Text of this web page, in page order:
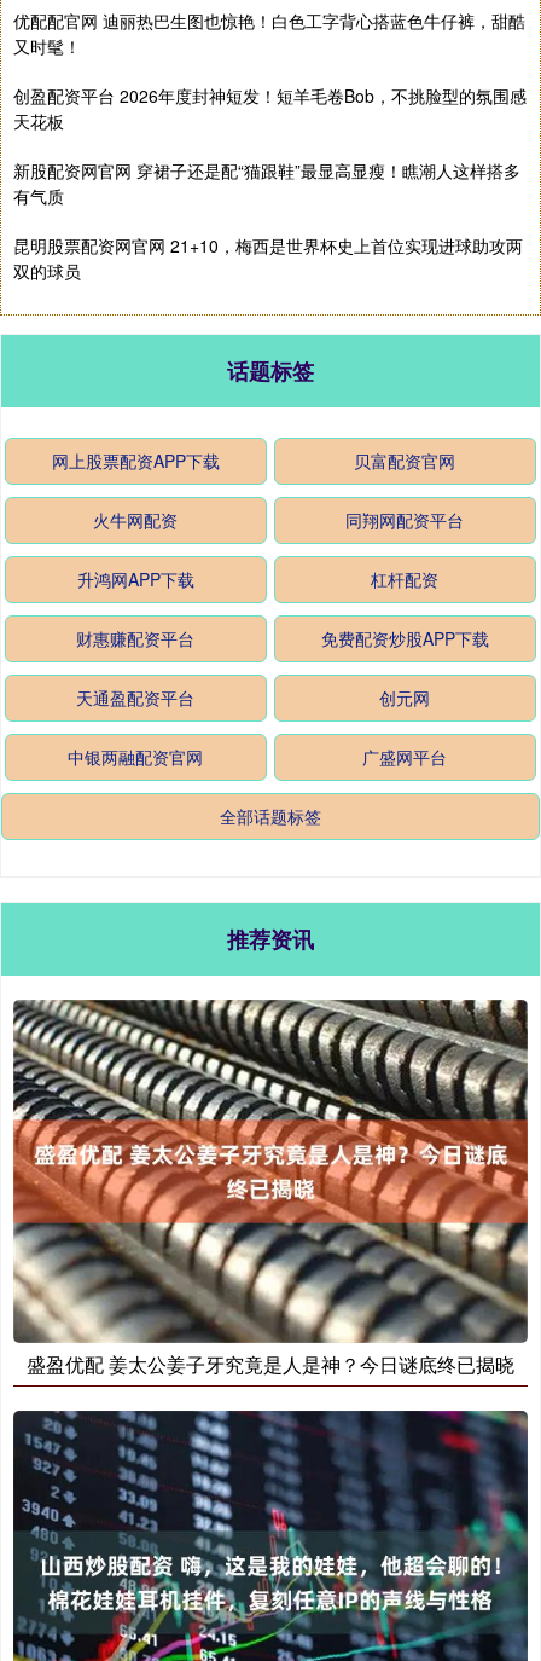
优配配官网 迪丽热巴生图也惊艳！白色工字背心搭蓝色牛仔裤，甜酷
又时髦！
创盈配资平台 2026年度封神短发！短羊毛卷Bob，不挑脸型的氛围感
天花板
新股配资网官网 穿裙子还是配“猫跟鞋”最显高显瘦！瞧潮人这样搭多
有气质
昆明股票配资网官网 21+10，梅西是世界杯史上首位实现进球助攻两
双的球员
话题标签
网上股票配资APP下载 贝富配资官网
火牛网配资 同翔网配资平台
升鸿网APP下载 杠杆配资
财惠赚配资平台 免费配资炒股APP下载
天通盈配资平台 创元网
中银两融配资官网 广盛网平台
全部话题标签
推荐资讯
盛盈优配 姜太公姜子牙究竟是人是神？今日谜底终已揭晓